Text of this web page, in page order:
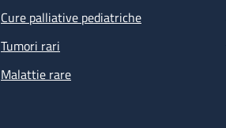
Cure palliative pediatriche
Tumori rari
Malattie rare